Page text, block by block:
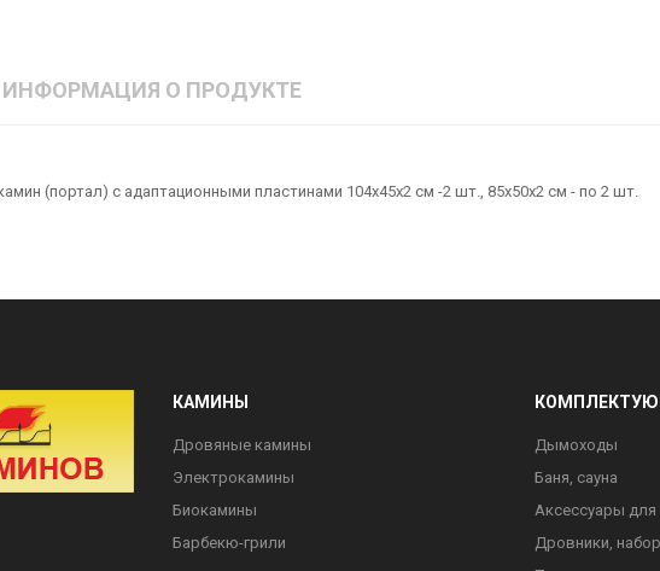
ИНФОРМАЦИЯ О ПРОДУКТЕ
(портал) с адаптационными пластинами 104х45х2 см -2 шт., 85х50х2 см - по 2 шт.
КАМИНЫ
Дровяные камины
Электрокамины
Биокамины
Барбекю-грили
Дымоходы
Баня, сауна
Аксессуары для
Дровники,